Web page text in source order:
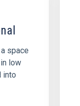
space
low
into